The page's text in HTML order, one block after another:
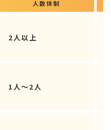
人数体制
2人以上
1人〜2人